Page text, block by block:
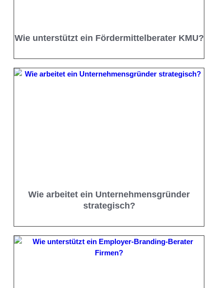
Wie unterstützt ein Fördermittelberater KMU?
Wie arbeitet ein Unternehmensgründer
strategisch?